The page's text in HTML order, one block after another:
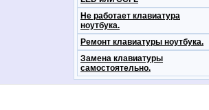
Не работает клавиатура
ноутбука.
Ремонт клавиатуры ноутбука.
Замена клавиатуры
самостоятельно.